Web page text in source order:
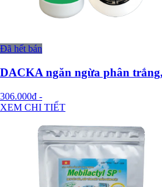
Đã hết bán
DACKA ngăn ngừa phân
306.000đ -
XEM CHI TIẾT